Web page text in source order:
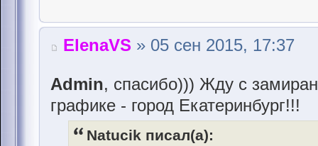
ElenaVS » 05 сен 2015, 17:37
Admin, спасибо))) Жду с
графике - город Екатеринбург!!!
Natucik писал(а):